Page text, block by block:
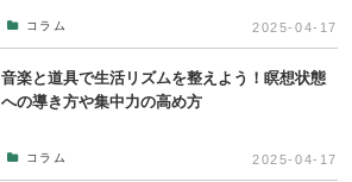
コラム 2025-04-17
音楽と道具で生活リズムを整えよう！瞑想状態
への導き方や集中力の高め方
コラム 2025-04-17